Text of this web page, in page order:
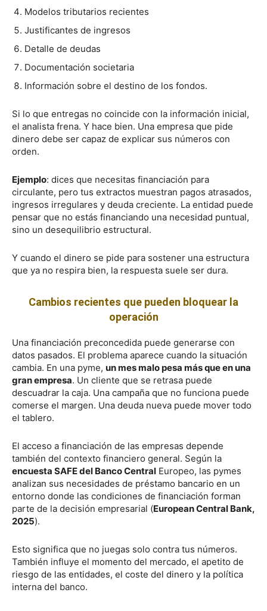
Modelos tributarios recientes
Justificantes de ingresos
Detalle de deudas
Documentación societaria
Información sobre el destino de los fondos.
Si lo que entregas no coincide con la información inicial,
el analista frena. Y hace bien. Una empresa que pide
dinero debe ser capaz de explicar sus números con
orden.
Ejemplo: dices que necesitas financiación para
circulante, pero tus extractos muestran pagos atrasados,
ingresos irregulares y deuda creciente. La entidad puede
pensar que no estás financiando una necesidad puntual,
sino un desequilibrio estructural.
Y cuando el dinero se pide para sostener una estructura
que ya no respira bien, la respuesta suele ser dura.
Cambios recientes que pueden bloquear la
operación
Una financiación preconcedida puede generarse con
datos pasados. El problema aparece cuando la situación
cambia. En una pyme, un mes malo pesa más que en una
gran empresa. Un cliente que se retrasa puede
descuadrar la caja. Una campaña que no funciona puede
comerse el margen. Una deuda nueva puede mover todo
el tablero.
El acceso a financiación de las empresas depende
también del contexto financiero general. Según la
encuesta SAFE del Banco Central Europeo, las pymes
analizan sus necesidades de préstamo bancario en un
entorno donde las condiciones de financiación forman
parte de la decisión empresarial (European Central Bank,
2025).
Esto significa que no juegas solo contra tus números.
También influye el momento del mercado, el apetito de
riesgo de las entidades, el coste del dinero y la política
interna del banco.